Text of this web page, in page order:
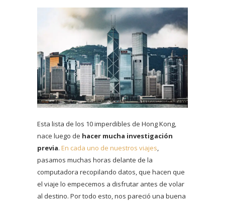
Esta lista de los 10 imperdibles de Hong Kong,
nace luego de hacer mucha investigación
previa. En cada uno de nuestros viajes,
pasamos muchas horas delante de la
computadora recopilando datos, que hacen que
el viaje lo empecemos a disfrutar antes de volar
al destino. Por todo esto, nos pareció una buena